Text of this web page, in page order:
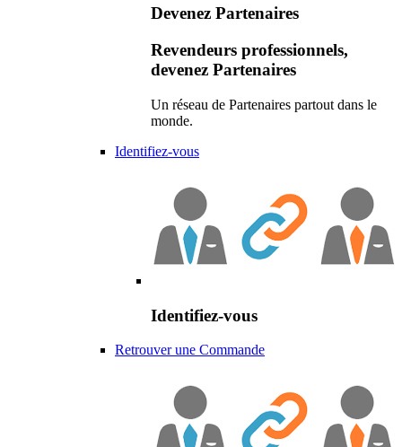
Devenez Partenaires
Revendeurs professionnels,
devenez Partenaires
Un réseau de Partenaires partout dans le
monde.
Identifiez-vous
Identifiez-vous
Retrouver une Commande